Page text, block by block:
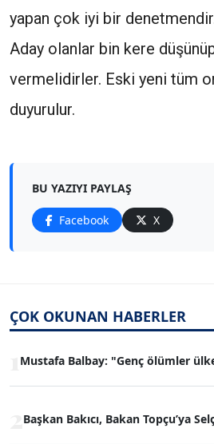
yapan çok iyi bir
Aday olanlar bin kere
vermelidirler. Eski yeni tüm
duyurulur.
BU YAZIYI PAYLAŞ
Facebook X
ÇOK OKUNAN HABERLER
Mustafa Balbay: "Genç ölümler
Başkan Bakıcı, Bakan Topçu’ya